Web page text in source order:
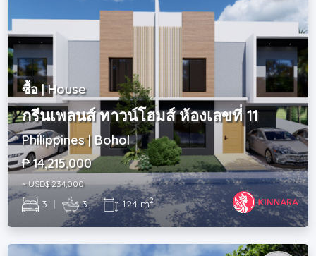
ซื้อ | House
กรีนเพลนส์ ทาวน์โฮมส์ ห้องเลขที่ 11
Philippines | Bohol
₱ 14,215,000
~ USD$ 234,000
3 | 3 | 124 m2